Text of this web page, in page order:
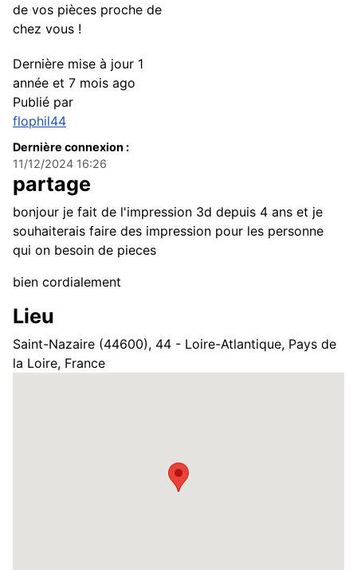
de vos pièces proche de
chez vous !
Dernière mise à jour 1
année et 7 mois ago
Publié par
flophil44
Dernière connexion :
11/12/2024 16:26
partage
bonjour je fait de l'impression 3d depuis 4 ans et je
souhaiterais faire des impression pour les personne
qui on besoin de pieces
bien cordialement
Lieu
Saint-Nazaire (44600), 44 - Loire-Atlantique, Pays de
la Loire, France